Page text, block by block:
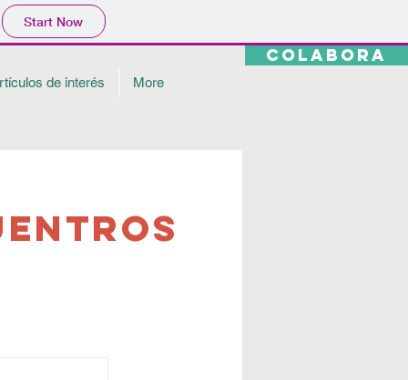
Start Now
COLABORA
de interés More